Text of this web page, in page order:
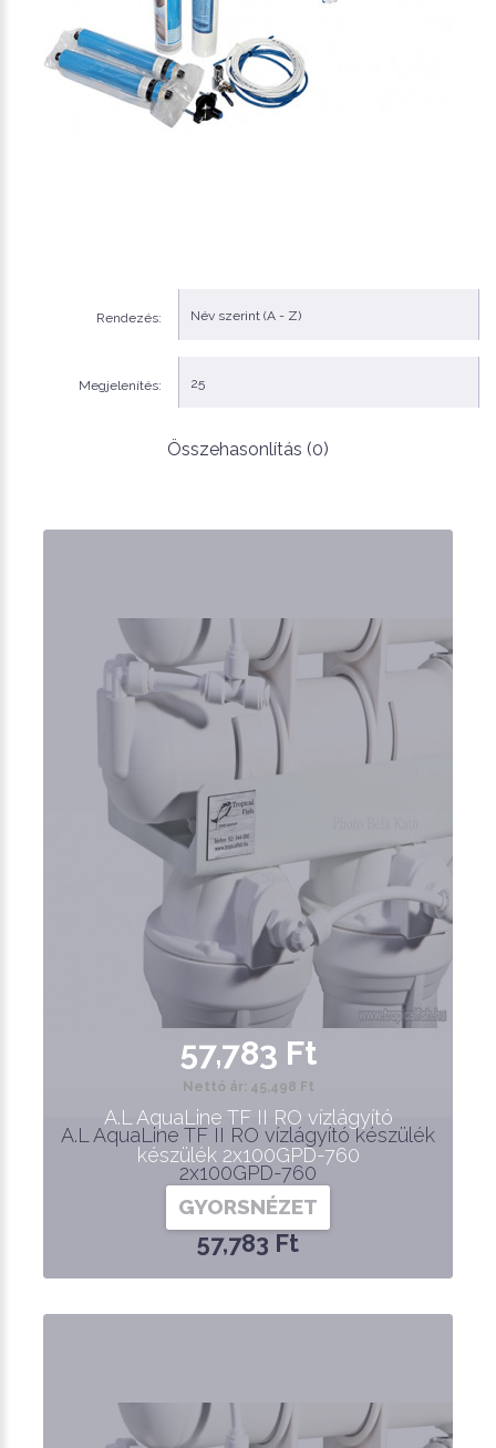
Rendezés:
Megjelenítés:
Összehasonlítás (0)
A.L AquaLine TF II RO vízlágyító készülék
2x100GPD-760
57,783 Ft
57,783 Ft
Nettó ár: 45,498 Ft
A.L AquaLine TF II RO vízlágyító
készülék 2x100GPD-760
GYORSNÉZET